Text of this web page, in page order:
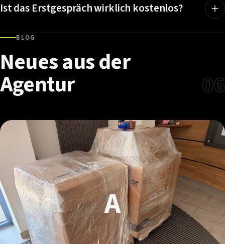
Ist das Erstgespräch wirklich kostenlos?
BLOG
Neuesausder
Agentur 06